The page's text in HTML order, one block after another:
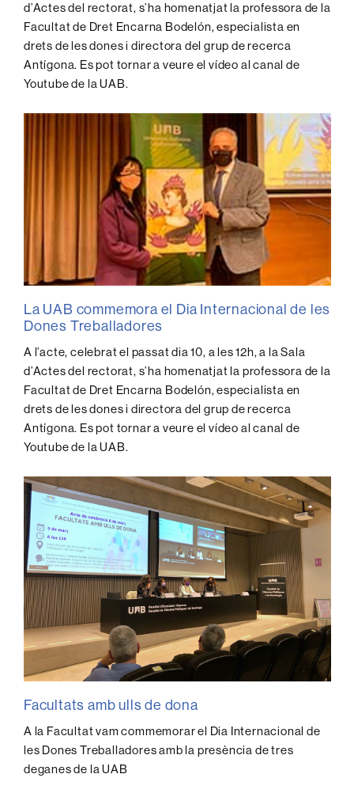
d’Actes del rectorat, s’ha homenatjat la professora de la
Facultat de Dret Encarna Bodelón, especialista en
drets de les dones i directora del grup de recerca
Antígona. Es pot tornar a veure el vídeo al canal de
Youtube de la UAB.
La UAB commemora el Dia Internacional de les
Dones Treballadores
A l’acte, celebrat el passat dia 10, a les 12h, a la Sala
d’Actes del rectorat, s’ha homenatjat la professora de la
Facultat de Dret Encarna Bodelón, especialista en
drets de les dones i directora del grup de recerca
Antígona. Es pot tornar a veure el vídeo al canal de
Youtube de la UAB.
Facultats amb ulls de dona
A la Facultat vam commemorar el Dia Internacional de
les Dones Treballadores amb la presència de tres
deganes de la UAB